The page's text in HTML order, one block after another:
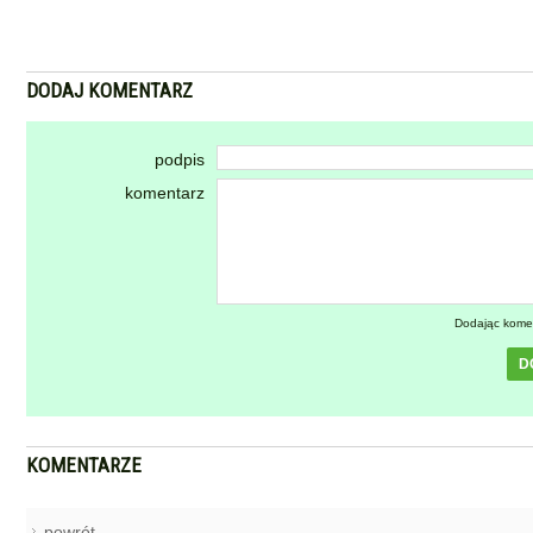
DODAJ KOMENTARZ
podpis
komentarz
Dodając
KOMENTARZE